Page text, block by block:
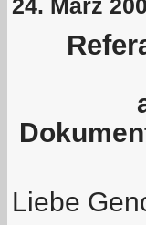
24. März
Liebe